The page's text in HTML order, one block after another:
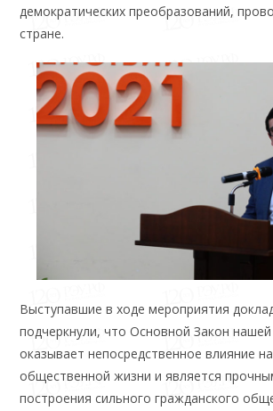
демократических преобразований,
стране.
Выступавшие в ходе мероприятия
подчеркнули, что Основной Закон
оказывает непосредственное влияние
общественной жизни и является
построения сильного гражданского